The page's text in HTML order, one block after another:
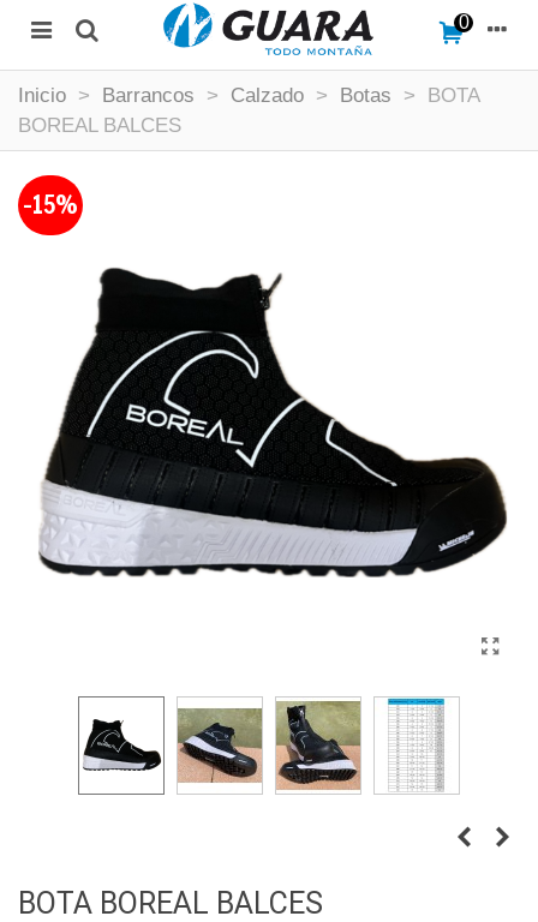
0
Inicio > Barrancos > Calzado > Botas >
BOTA
BOREAL BALCES
-15%
BOTA BOREAL BALCES